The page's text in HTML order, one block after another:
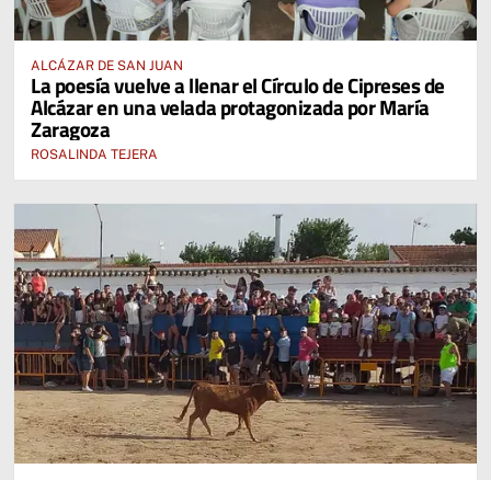
ALCÁZAR DE SAN JUAN
La poesía vuelve a llenar el Círculo de Cipreses de
Alcázar en una velada protagonizada por María
Zaragoza
ROSALINDA TEJERA